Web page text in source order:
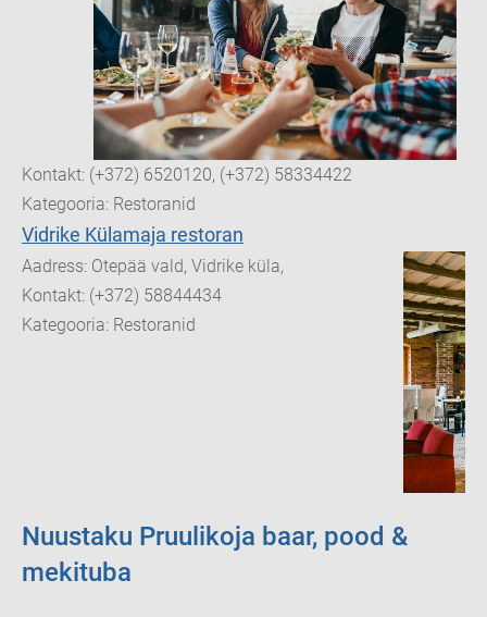
Kontakt: (+372) 6520120, (+372) 58334422
Kategooria: Restoranid
Vidrike Külamaja restoran
Aadress: Otepää vald, Vidrike küla,
Kontakt: (+372) 58844434
Kategooria: Restoranid
Nuustaku Pruulikoja baar, pood &
mekituba